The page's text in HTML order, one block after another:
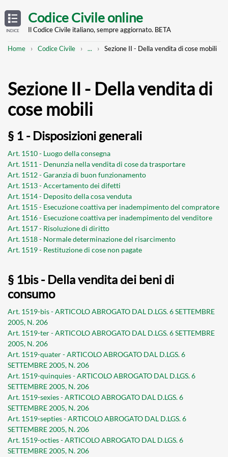
TABLE
OF
CONTENTS
INDICE
main
Codice Civile online
Il Codice Civile italiano, sempre aggiornato. BETA
Breadcrumb
Home Codice Civile
Mostra
... Sezione II - Della vendita di cose mobili
Sezione II - Della vendita di
cose mobili
§ 1 - Disposizioni generali
Art. 1510 - Luogo della consegna
Art. 1511 - Denunzia nella vendita di cose da trasportare
Art. 1512 - Garanzia di buon funzionamento
Art. 1513 - Accertamento dei difetti
Art. 1514 - Deposito della cosa venduta
Art. 1515 - Esecuzione coattiva per inadempimento del compratore
Art. 1516 - Esecuzione coattiva per inadempimento del venditore
Art. 1517 - Risoluzione di diritto
Art. 1518 - Normale determinazione del risarcimento
Art. 1519 - Restituzione di cose non pagate
§ 1bis - Della vendita dei beni di
consumo
Art. 1519-bis - ARTICOLO ABROGATO DAL D.LGS. 6 SETTEMBRE
2005, N. 206
Art. 1519-ter - ARTICOLO ABROGATO DAL D.LGS. 6 SETTEMBRE
2005, N. 206
Art. 1519-quater - ARTICOLO ABROGATO DAL D.LGS. 6
SETTEMBRE 2005, N. 206
Art. 1519-quinquies - ARTICOLO ABROGATO DAL D.LGS. 6
SETTEMBRE 2005, N. 206
Art. 1519-sexies - ARTICOLO ABROGATO DAL D.LGS. 6
SETTEMBRE 2005, N. 206
Art. 1519-septies - ARTICOLO ABROGATO DAL D.LGS. 6
SETTEMBRE 2005, N. 206
Art. 1519-octies - ARTICOLO ABROGATO DAL D.LGS. 6
SETTEMBRE 2005, N. 206